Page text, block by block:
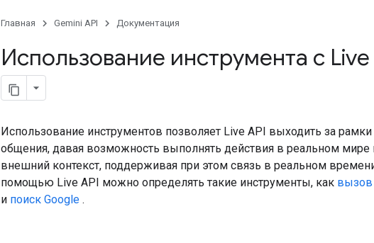
Главная Gemini API Документация
Использование инструмента с Live
Использование инструментов позволяет Live API выходить за рамки
общения, давая возможность выполнять действия в реальном мире
внешний контекст, поддерживая при этом связь в реальном
помощью Live API можно определять такие инструменты, как
и поиск Google .